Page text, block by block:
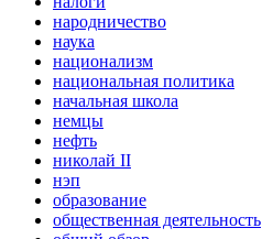
народничество
наука
национализм
национальная политика
начальная школа
немцы
нефть
николай II
нэп
образование
общественная деятельность